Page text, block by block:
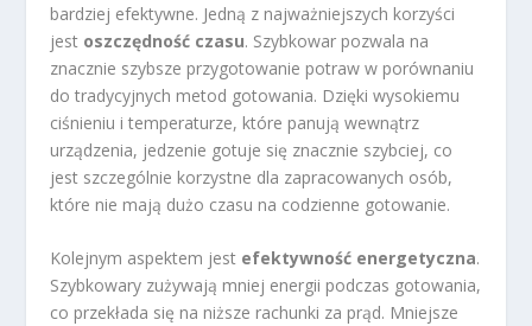
bardziej efektywne. Jedną z najważniejszych korzyści
jest oszczędność czasu. Szybkowar pozwala na
znacznie szybsze przygotowanie potraw w porównaniu
do tradycyjnych metod gotowania. Dzięki wysokiemu
ciśnieniu i temperaturze, które panują wewnątrz
urządzenia, jedzenie gotuje się znacznie szybciej, co
jest szczególnie korzystne dla zapracowanych osób,
które nie mają dużo czasu na codzienne gotowanie.
Kolejnym aspektem jest efektywność energetyczna.
Szybkowary zużywają mniej energii podczas gotowania,
co przekłada się na niższe rachunki za prąd. Mniejsze